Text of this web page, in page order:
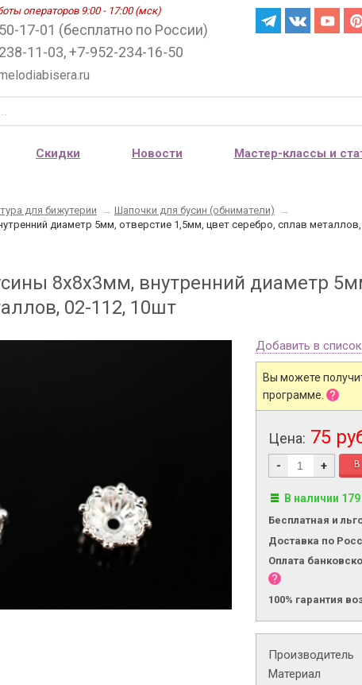
операторов 9:00 - 17:00 (мск)
17-01 (бесплатно по России)
11-03, +7-952-234-16-50
Скидки Новости Мастер-классы и
для бижутерии → Шапочки для бусин (обниматели)
→
диаметр 5мм, отверстие 1,5мм, цвет серебро, сплав
8х8х3мм, внутренний диаметр
02-112, 10шт
Добавить в
Вы можете
программе.
Цена: 75
- +
В наличии
Бесплатная и
Доставка по
Оплата
100% гарантия
Производитель
Материал